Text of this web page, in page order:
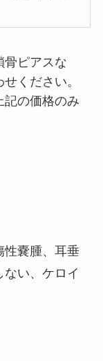
骨ピアスな
ください。
記の価格のみ
性嚢腫、耳垂
い、ケロイ